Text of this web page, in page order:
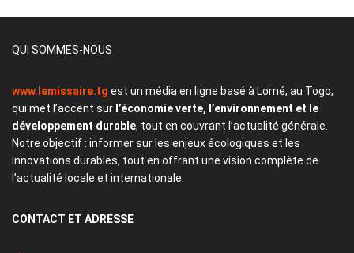
QUI SOMMES-NOUS
www.lemissaire.tg est un média en ligne basé à Lomé, au Togo,
qui met l’accent sur l’économie verte, l’environnement et le
développement durable, tout en couvrant l’actualité générale.
Notre objectif : informer sur les enjeux écologiques et les
innovations durables, tout en offrant une vision complète de
l’actualité locale et internationale.
CONTACT ET ADRESSE